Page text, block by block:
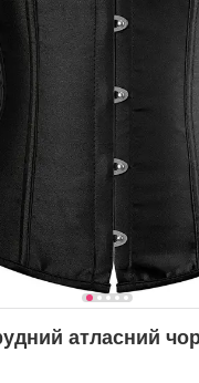
атласний